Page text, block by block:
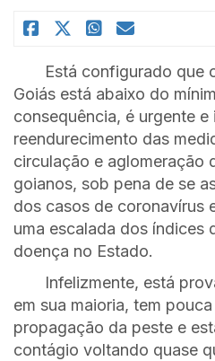
Está configurado que
Goiás está abaixo do
consequência, é urgente e
reendurecimento das
circulação e aglomeração
goianos, sob pena de se
dos casos de coronavírus
uma escalada dos índices
doença no Estado.
Infelizmente, está
em sua maioria, tem
propagação da peste e
contágio voltando quase